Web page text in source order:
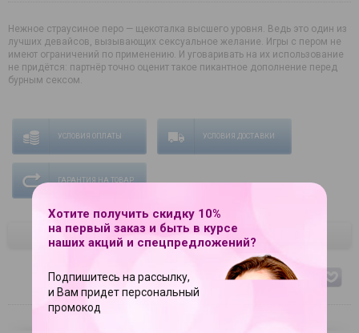
Нежное страусиное перо — щекоталка высшего уровня. Ведь это один из
лучших девайсов, вызывающих сексуальное желание. Игры с пером не
имеют ограничений по применению. И уговаривать на их использование
не придётся: партнёр точно оценит такое пикантное дополнение перед
бурным сексом.
УСЛОВИЯ ОПЛАТЫ УСЛОВИЯ ДОСТАВКИ
ГАРАНТИЯ НА ТОВАР
ЦВЕТ
красный
Хотите получить скидку 10%
на первый заказ и быть в курсе
наших акций и спецпредложений?
Подпишитесь на рассылку,
и Вам придет персональный
промокод